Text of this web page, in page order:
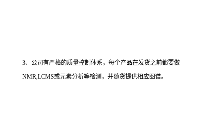
3、公司有严格的质量控制体系，每个产品在发货之前都要做
NMR,LCMS或元素分析等检测，并随货提供相应图谱。